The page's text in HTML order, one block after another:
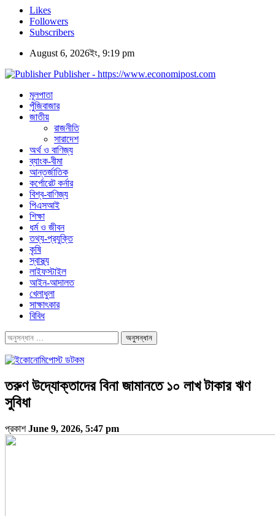
Likes
Followers
Subscribers
August 6, 2026ইং, 9:19 pm
Publisher - https://www.economipost.com
মূলপাতা
পুঁজিবাজার
জাতীয়
রাজনীতি
সারাদেশ
অর্থ ও বাণিজ্য
ব্যাংক-বীমা
আন্তর্জাতিক
কর্পোরেট কর্নার
বিশ্ব-বাণিজ্য
পিএসআই
শিক্ষা
ধর্ম ও জীবন
তথ্য-প্রযুক্তি
কৃষি
স্বাস্থ্য
লাইফস্টাইল
আইন-আদালত
খেলাধুলা
সাক্ষাৎকার
বিবিধ
তরুণ উদ্যোক্তাদের বিনা জামানতে ১০ লাখ টাকার ঋণ
সুবিধা
প্রকাশJune 9, 2026, 5:47 pm